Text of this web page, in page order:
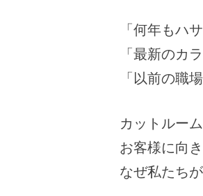
「何年もハ
「最新のカ
「以前の職
カットルー
お客様に向
なぜ私たち